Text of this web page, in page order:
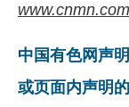
中国有色网声
或页面内声明的